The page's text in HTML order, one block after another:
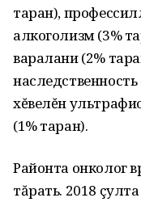
таран),
алкоголизм (3%
варалани (2%
хĕвелĕн
(1% таран).
Районта онколог
тăрать. 2018